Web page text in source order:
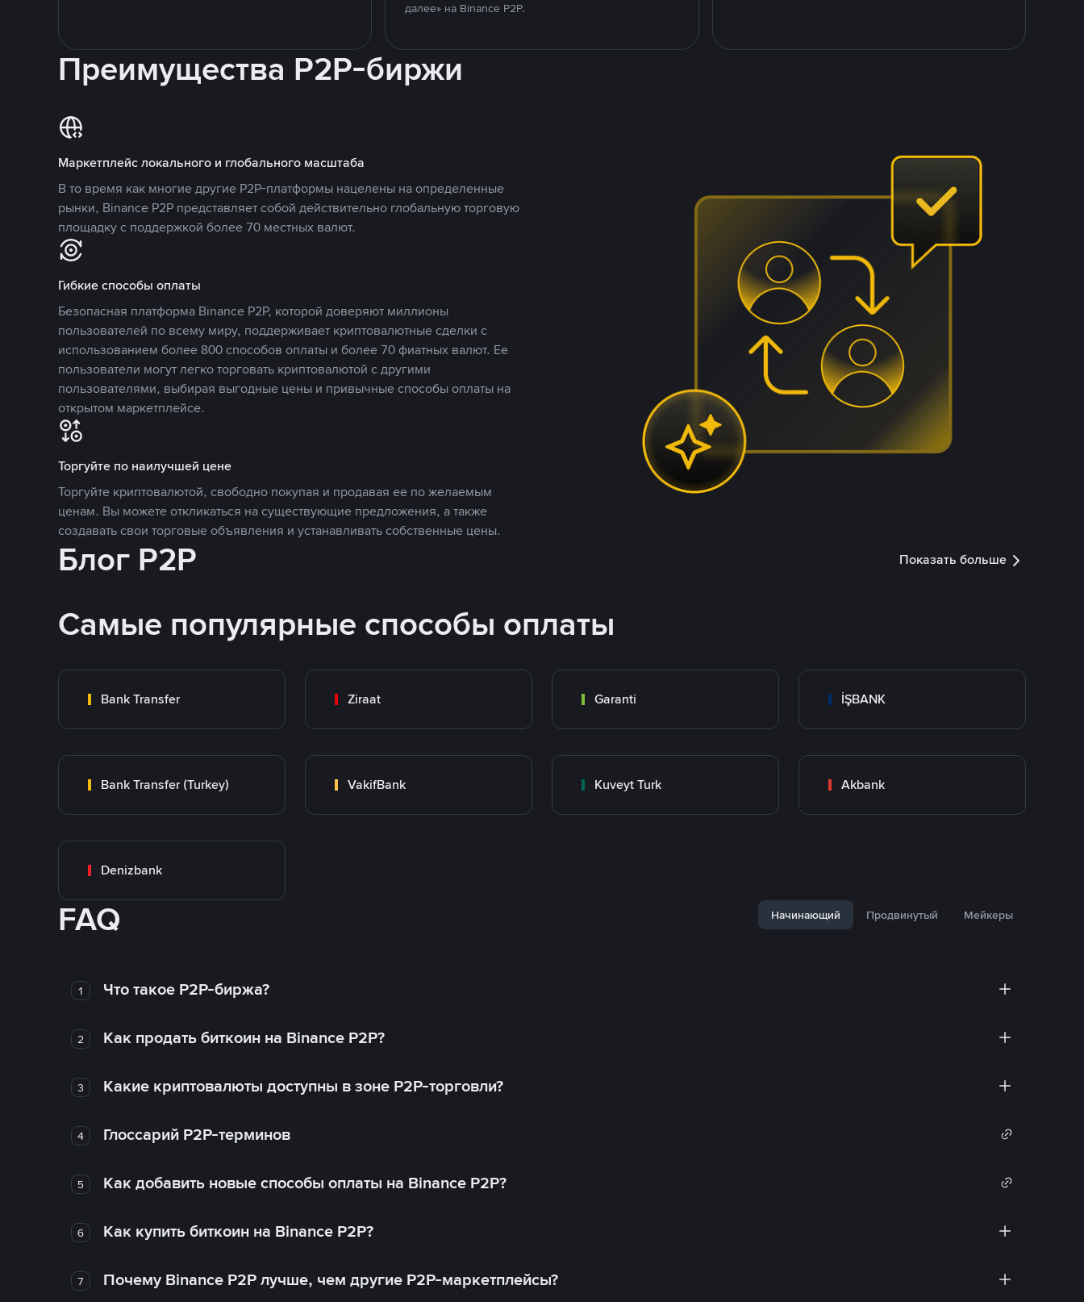
далее» на Binance P2P.
Преимущества P2P-биржи
Маркетплейс локального и глобального масштаба
В то время как многие другие P2P-платформы нацелены на определенные
рынки, Binance P2P представляет собой действительно глобальную торговую
площадку с поддержкой более 70 местных валют.
Гибкие способы оплаты
Безопасная платформа Binance P2P, которой доверяют миллионы
пользователей по всему миру, поддерживает криптовалютные сделки с
использованием более 800 способов оплаты и более 70 фиатных валют. Ее
пользователи могут легко торговать криптовалютой с другими
пользователями, выбирая выгодные цены и привычные способы оплаты на
открытом маркетплейсе.
Торгуйте по наилучшей цене
Торгуйте криптовалютой, свободно покупая и продавая ее по желаемым
ценам. Вы можете откликаться на существующие предложения, а также
создавать свои торговые объявления и устанавливать собственные цены.
Блог P2P Показать больше
Самые популярные способы оплаты
Bank Transfer Ziraat Garanti İŞBANK
Bank Transfer (Turkey) VakifBank Kuveyt Turk Akbank
Denizbank
FAQ Начинающий Продвинутый Мейкеры
1 Что такое P2P-биржа?
2 Как продать биткоин на Binance P2P?
3 Какие криптовалюты доступны в зоне P2P-торговли?
4 Глоссарий P2P-терминов
5 Как добавить новые способы оплаты на Binance P2P?
6 Как купить биткоин на Binance P2P?
7 Почему Binance P2P лучше, чем другие P2P-маркетплейсы?